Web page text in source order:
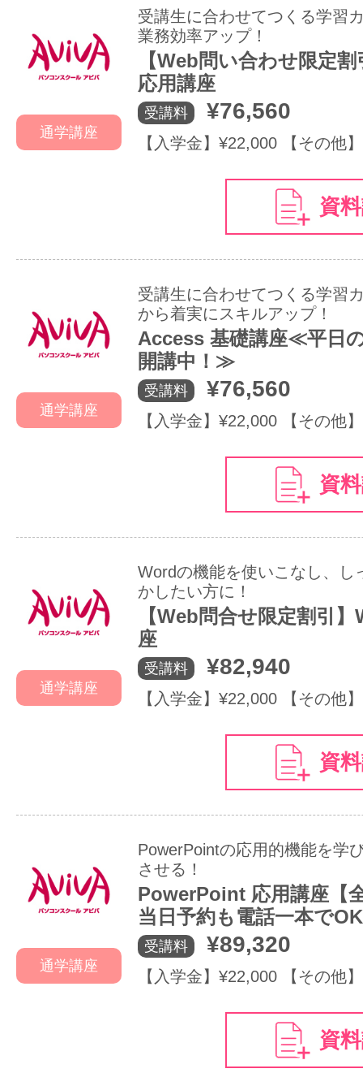
通学講座
受講生に合わせてつくる学習
業務効率アップ！
【Web問い合わせ限定
応用講座
受講料 ¥76,560
【入学金】¥22,000 【その他
資
通学講座
受講生に合わせてつくる学習
から着実にスキルアップ！
Access 基礎講座≪平日
開講中！≫
受講料 ¥76,560
【入学金】¥22,000 【その他
資
通学講座
Wordの機能を使いこなし、し
かしたい方に！
【Web問合せ限定割引
座
受講料 ¥82,940
【入学金】¥22,000 【その他
資
通学講座
PowerPointの応用的機能を学
させる！
PowerPoint 応用講座【
当日予約も電話一本で
受講料 ¥89,320
【入学金】¥22,000 【その他
資